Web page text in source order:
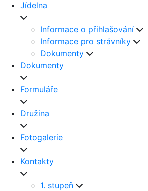
Jídelna
Informace o přihlašování
Informace pro strávníky
Dokumenty
Dokumenty
Formuláře
Družina
Fotogalerie
Kontakty
1. stupeň